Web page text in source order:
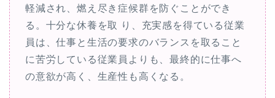
軽減され、燃え尽き症候群を防ぐことができ
る。十分な休養を取 り、充実感を得ている従業
員は、仕事と生活の要求のバランスを取ること
に苦労している従業員よりも、最終的に仕事へ
の意欲が高く、生産性も高くなる。